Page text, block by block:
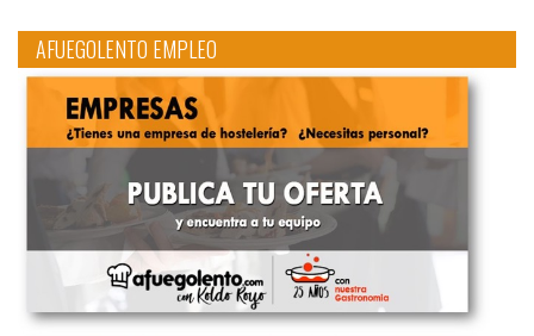
AFUEGOLENTO EMPLEO